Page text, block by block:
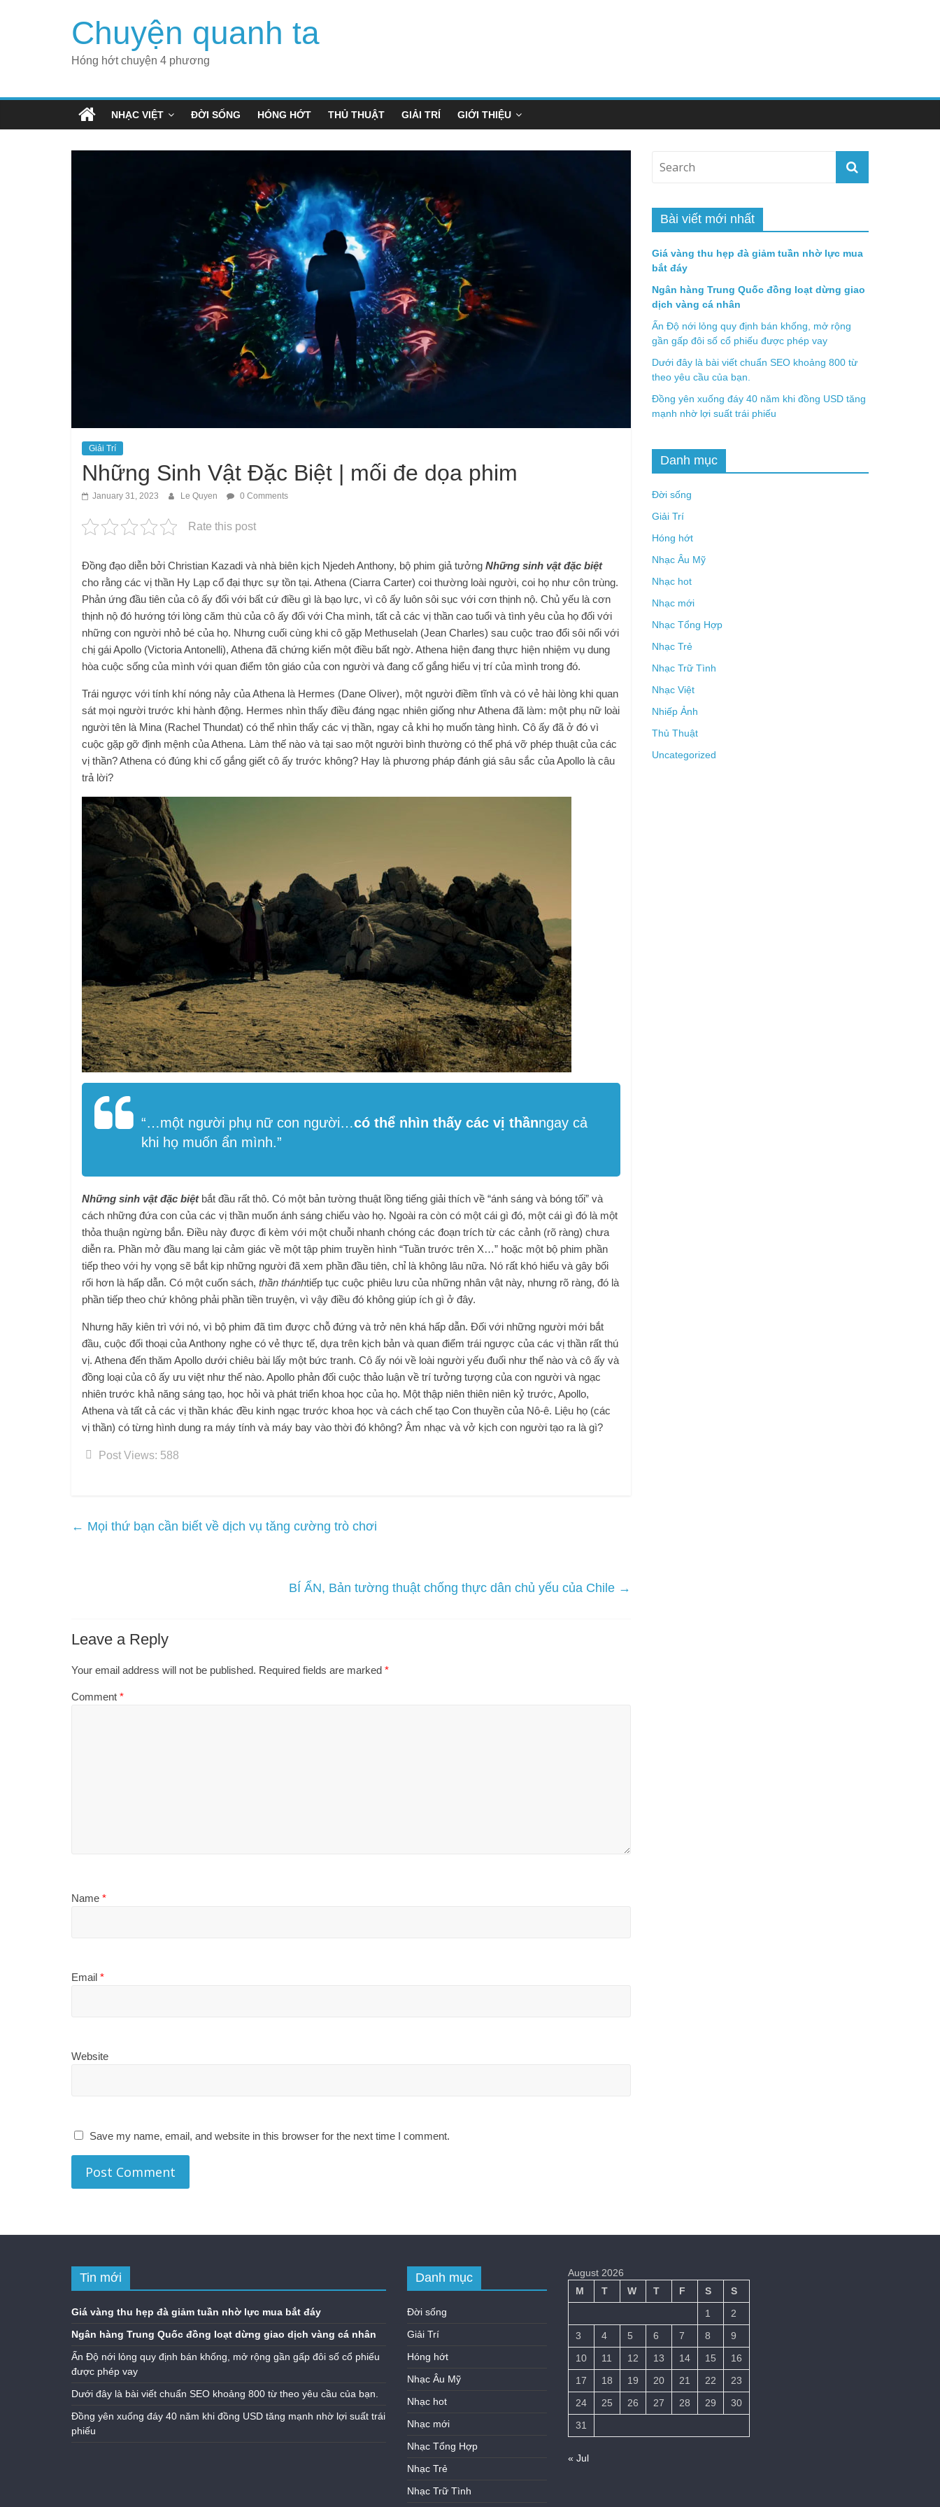
Chuyện quanh ta
Hóng hớt chuyện 4 phương
NHẠC VIỆT ĐỜI SỐNG HÓNG HỚT THỦ THUẬT GIẢI TRÍ GIỚI THIỆU
Giải Trí
Những Sinh Vật Đặc Biệt | mối đe dọa phim
January 31, 2023 Le Quyen 0 Comments
Rate this post
Đồng đạo diễn bởi Christian Kazadi và nhà biên kịch Njedeh Anthony, bộ phim giả tưởng Những sinh vật đặc biệt
cho rằng các vị thần Hy Lạp cổ đại thực sự tồn tại. Athena (Ciarra Carter) coi thường loài người, coi họ như côn trùng.
Phản ứng đầu tiên của cô ấy đối với bất cứ điều gì là bạo lực, vì cô ấy luôn sôi sục với cơn thịnh nộ. Chủ yếu là cơn
thịnh nộ đó hướng tới lòng căm thù của cô ấy đối với Cha mình, tất cả các vị thần cao tuổi và tình yêu của họ đối với
những con người nhỏ bé của họ. Nhưng cuối cùng khi cô gặp Methuselah (Jean Charles) sau cuộc trao đổi sôi nổi với
chị gái Apollo (Victoria Antonelli), Athena đã chứng kiến ​​​​một điều bất ngờ. Athena hiện đang thực hiện nhiệm vụ dung
hòa cuộc sống của mình với quan điểm tôn giáo của con người và đang cố gắng hiểu vị trí của mình trong đó.
Trái ngược với tính khí nóng nảy của Athena là Hermes (Dane Oliver), một người điềm tĩnh và có vẻ hài lòng khi quan
sát mọi người trước khi hành động. Hermes nhìn thấy điều đáng ngạc nhiên giống như Athena đã làm: một phụ nữ loài
người tên là Mina (Rachel Thundat) có thể nhìn thấy các vị thần, ngay cả khi họ muốn tàng hình. Cô ấy đã ở đó vì
cuộc gặp gỡ định mệnh của Athena. Làm thế nào và tại sao một người bình thường có thể phá vỡ phép thuật của các
vị thần? Athena có đúng khi cố gắng giết cô ấy trước không? Hay là phương pháp đánh giá sâu sắc của Apollo là câu
trả lời?
“…một người phụ nữ con người…có thể nhìn thấy các vị thầnngay cả
khi họ muốn ẩn mình.”
Những sinh vật đặc biệtbắt đầu rất thô. Có một bản tường thuật lồng tiếng giải thích về “ánh sáng và bóng tối” và
cách những đứa con của các vị thần muốn ánh sáng chiếu vào họ. Ngoài ra còn có một cái gì đó, một cái gì đó là một
thỏa thuận ngừng bắn. Điều này được đi kèm với một chuỗi nhanh chóng các đoạn trích từ các cảnh (rõ ràng) chưa
diễn ra. Phần mở đầu mang lại cảm giác về một tập phim truyền hình “Tuần trước trên X…” hoặc một bộ phim phần
tiếp theo với hy vọng sẽ bắt kịp những người đã xem phần đầu tiên, chỉ là không lâu nữa. Nó rất khó hiểu và gây bối
rối hơn là hấp dẫn. Có một cuốn sách, thần thánhtiếp tục cuộc phiêu lưu của những nhân vật này, nhưng rõ ràng, đó là
phần tiếp theo chứ không phải phần tiền truyện, vì vậy điều đó không giúp ích gì ở đây.
Nhưng hãy kiên trì với nó, vì bộ phim đã tìm được chỗ đứng và trở nên khá hấp dẫn. Đối với những người mới bắt
đầu, cuộc đối thoại của Anthony nghe có vẻ thực tế, dựa trên kịch bản và quan điểm trái ngược của các vị thần rất thú
vị. Athena đến thăm Apollo dưới chiêu bài lấy một bức tranh. Cô ấy nói về loài người yếu đuối như thế nào và cô ấy và
đồng loại của cô ấy ưu việt như thế nào. Apollo phản đối cuộc thảo luận về trí tưởng tượng của con người và ngạc
nhiên trước khả năng sáng tạo, học hỏi và phát triển khoa học của họ. Một thập niên thiên niên kỷ trước, Apollo,
Athena và tất cả các vị thần khác đều kinh ngạc trước khoa học và cách chế tạo Con thuyền của Nô-ê. Liệu họ (các
vị thần) có từng hình dung ra máy tính và máy bay vào thời đó không? Âm nhạc và vở kịch con người tạo ra là gì?
Post Views: 588
← Mọi thứ bạn cần biết về dịch vụ tăng cường trò chơi
BÍ ẨN, Bản tường thuật chống thực dân chủ yếu của Chile →
Leave a Reply
Your email address will not be published. Required fields are marked *
Comment *
Name *
Email *
Website
Save my name, email, and website in this browser for the next time I comment.
Bài viết mới nhất
Giá vàng thu hẹp đà giảm tuần nhờ lực mua
bắt đáy
Ngân hàng Trung Quốc đồng loạt dừng giao
dịch vàng cá nhân
Ấn Độ nới lỏng quy định bán khống, mở rộng
gần gấp đôi số cổ phiếu được phép vay
Dưới đây là bài viết chuẩn SEO khoảng 800 từ
theo yêu cầu của bạn.
Đồng yên xuống đáy 40 năm khi đồng USD tăng
mạnh nhờ lợi suất trái phiếu
Danh mục
Đời sống
Giải Trí
Hóng hớt
Nhạc Âu Mỹ
Nhạc hot
Nhạc mới
Nhạc Tổng Hợp
Nhạc Trẻ
Nhạc Trữ Tình
Nhạc Việt
Nhiếp Ảnh
Thủ Thuật
Uncategorized
Tin mới
Giá vàng thu hẹp đà giảm tuần nhờ lực mua bắt đáy
Ngân hàng Trung Quốc đồng loạt dừng giao dịch vàng cá nhân
Ấn Độ nới lỏng quy định bán khống, mở rộng gần gấp đôi số cổ phiếu
được phép vay
Dưới đây là bài viết chuẩn SEO khoảng 800 từ theo yêu cầu của bạn.
Đồng yên xuống đáy 40 năm khi đồng USD tăng mạnh nhờ lợi suất trái
phiếu
Danh mục
Đời sống
Giải Trí
Hóng hớt
Nhạc Âu Mỹ
Nhạc hot
Nhạc mới
Nhạc Tổng Hợp
Nhạc Trẻ
Nhạc Trữ Tình
August 2026
M
T W T F S
S
1
2
3
4 5 6 7 8
9
10
11 12 13 14 15
16
17
18 19 20 21 22
23
24
25 26 27 28 29
30
31
« Jul